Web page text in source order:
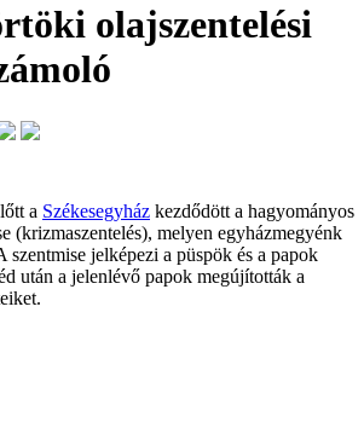
olajszentelési
a Székesegyház kezdődött a hagyományos
(krizmaszentelés), melyen egyházmegyénk
szentmise jelképezi a püspök és a papok
után a jelenlévő papok megújították a